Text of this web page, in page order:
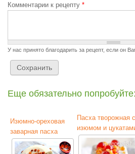
Комментарии к рецепту *
У нас принято благодарить за рецепт, если он
Еще обязательно попробуйте:
Изюмно-ореховая
заварная пасха
Пасха творожная с
изюмом и